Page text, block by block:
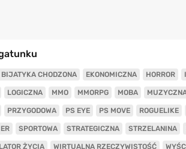
BIJATYKA CHODZONA EKONOMICZNA HORROR
LOGICZNA MMO MMORPG MOBA
PRZYGODOWA PS EYE PS MOVE ROGUELIKE
SPORTOWA STRATEGICZNA STRZELANINA
ŻYCIA WIRTUALNA RZECZYWISTOŚĆ